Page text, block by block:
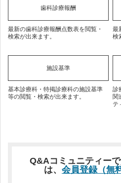
歯科診療報酬
最新の歯科診療報酬点数表を閲覧・
検索が出来ます。
最
検
施設基準
基本診療科・特掲診療科の施設基準
等の閲覧・検索が出来ます。
診
関
テ
Q&Aコミュニティー
は、 会員登録（無